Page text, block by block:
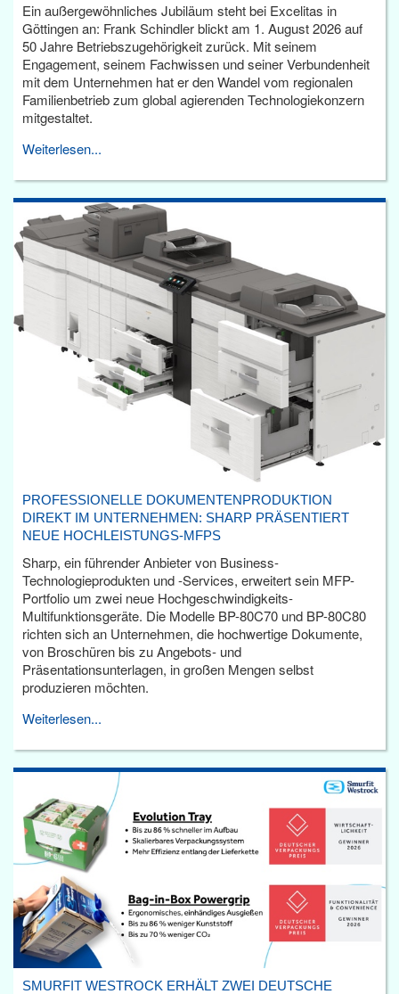
Ein außergewöhnliches Jubiläum steht bei Excelitas in
Göttingen an: Frank Schindler blickt am 1. August 2026 auf
50 Jahre Betriebszugehörigkeit zurück. Mit seinem
Engagement, seinem Fachwissen und seiner Verbundenheit
mit dem Unternehmen hat er den Wandel vom regionalen
Familienbetrieb zum global agierenden Technologiekonzern
mitgestaltet.
Weiterlesen...
PROFESSIONELLE DOKUMENTENPRODUKTION
DIREKT IM UNTERNEHMEN: SHARP PRÄSENTIERT
NEUE HOCHLEISTUNGS-MFPS
Sharp, ein führender Anbieter von Business-
Technologieprodukten und -Services, erweitert sein MFP-
Portfolio um zwei neue Hochgeschwindigkeits-
Multifunktionsgeräte. Die Modelle BP-80C70 und BP-80C80
richten sich an Unternehmen, die hochwertige Dokumente,
von Broschüren bis zu Angebots- und
Präsentationsunterlagen, in großen Mengen selbst
produzieren möchten.
Weiterlesen...
SMURFIT WESTROCK ERHÄLT ZWEI DEUTSCHE